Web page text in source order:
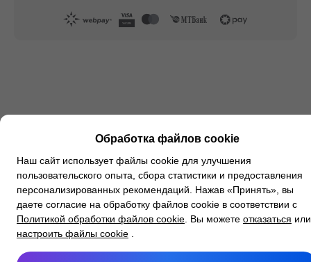
Обработка файлов cookie
Наш сайт использует файлы cookie для улучшения
пользовательского опыта, сбора статистики и предоставления
персонализированных рекомендаций. Нажав «Принять», вы
даете согласие на обработку файлов cookie в соответствии с
Политикой обработки файлов cookie . Вы можете отказаться или
настроить файлы cookie